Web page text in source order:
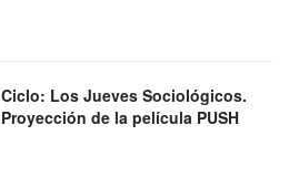
Ciclo: Los Jueves Sociológicos.
Proyección de la película PUSH